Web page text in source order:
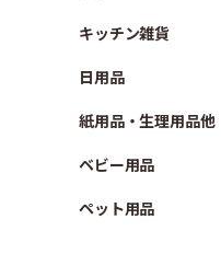
キッチン雑貨
日用品
紙用品・生理用品他
ベビー用品
ペット用品